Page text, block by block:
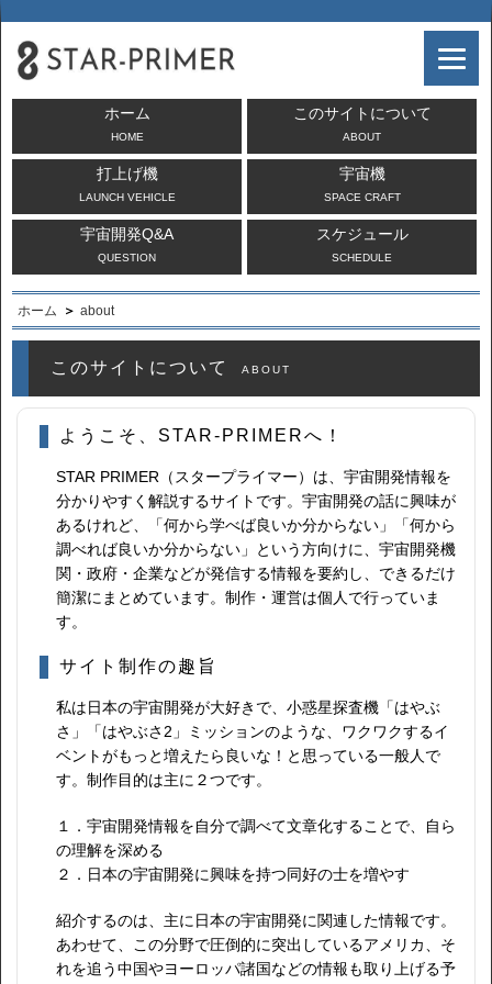
ホーム
HOME
このサイトについて
ABOUT
打上げ機
LAUNCH VEHICLE
宇宙機
SPACE CRAFT
宇宙開発Q&A
QUESTION
スケジュール
SCHEDULE
ホーム about
このサイトについて ABOUT
ようこそ、STAR-PRIMERへ！
STAR PRIMER（スタープライマー）は、宇宙開発情報を
分かりやすく解説するサイトです。宇宙開発の話に興味が
あるけれど、「何から学べば良いか分からない」「何から
調べれば良いか分からない」という方向けに、宇宙開発機
関・政府・企業などが発信する情報を要約し、できるだけ
簡潔にまとめています。制作・運営は個人で行っていま
す。
サイト制作の趣旨
私は日本の宇宙開発が大好きで、小惑星探査機「はやぶ
さ」「はやぶさ2」ミッションのような、ワクワクするイ
ベントがもっと増えたら良いな！と思っている一般人で
す。制作目的は主に２つです。
１．宇宙開発情報を自分で調べて文章化することで、自ら
の理解を深める
２．日本の宇宙開発に興味を持つ同好の士を増やす
紹介するのは、主に日本の宇宙開発に関連した情報です。
あわせて、この分野で圧倒的に突出しているアメリカ、そ
れを追う中国やヨーロッパ諸国などの情報も取り上げる予